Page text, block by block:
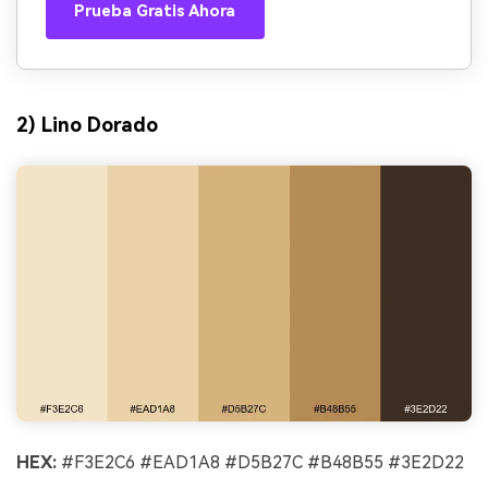
Prueba Gratis Ahora
2) Lino Dorado
HEX: #F3E2C6 #EAD1A8 #D5B27C #B48B55 #3E2D22